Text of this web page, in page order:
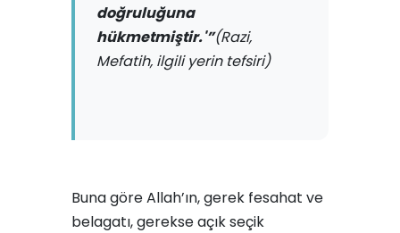
doğruluğuna
hükmetmiştir.'”(Razi,
Mefatih, ilgili yerin tefsiri)
Buna göre Allah’ın, gerek fesahat ve
belagatı, gerekse açık se­çik